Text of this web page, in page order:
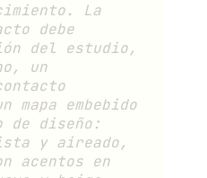
La
debe
del estudio,
un
embebido
de diseño:
y aireado,
acentos en